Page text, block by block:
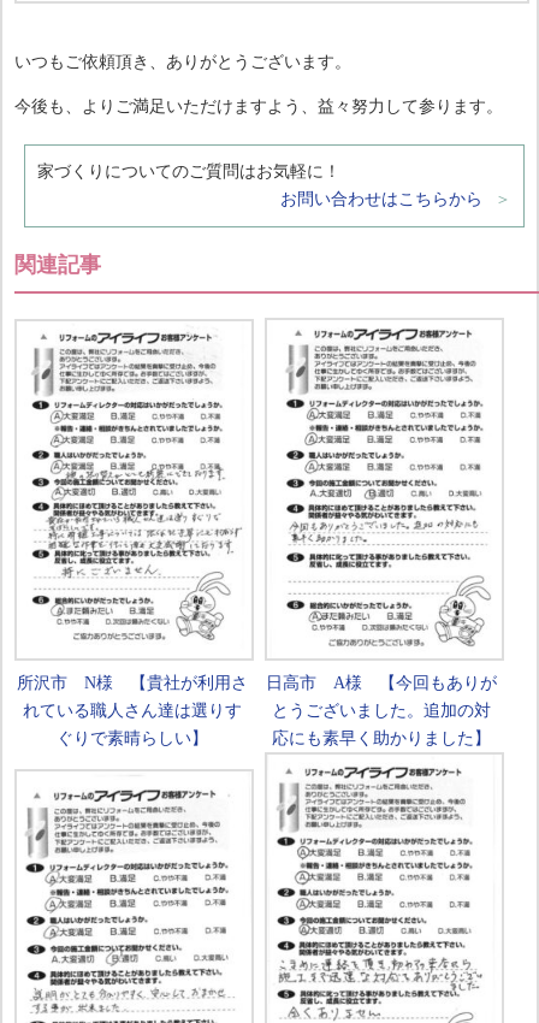
いつもご依頼頂き、ありがとうございます。
今後も、よりご満足いただけますよう、益々努力して参ります。
家づくりについてのご質問はお気軽に！
お問い合わせはこちらから
関連記事
所沢市 N様 【貴社が利用さ
れている職人さん達は選りす
ぐりで素晴らしい】
日高市 A様 【今回もありが
とうございました。追加の対
応にも素早く助かりました】